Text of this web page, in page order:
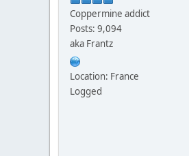
Coppermine addict
Posts: 9,094
aka Frantz
Location: France
Logged